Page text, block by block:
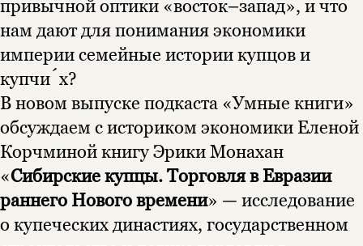
привычной оптики «восток–запад», и что
нам дают для понимания экономики
империи семейные истории купцов и
купчи́х?
В новом выпуске подкаста «Умные книги»
обсуждаем с историком экономики Еленой
Корчминой книгу Эрики Монахан
«Сибирские купцы. Торговля в Евразии
раннего Нового времени» — исследование
о купеческих династиях, государственном